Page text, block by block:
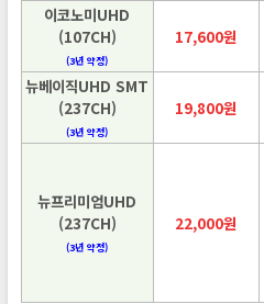
이코노미UHD
(107CH)
(3년 약정)
17,600원
뉴베이직UHD SMT
(237CH)
(3년 약정)
19,800원
뉴프리미엄UHD
(237CH)
(3년 약정)
22,000원